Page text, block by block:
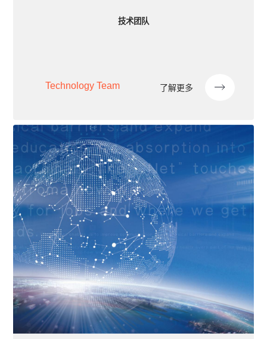
技术团队
Technology Team 了解更多